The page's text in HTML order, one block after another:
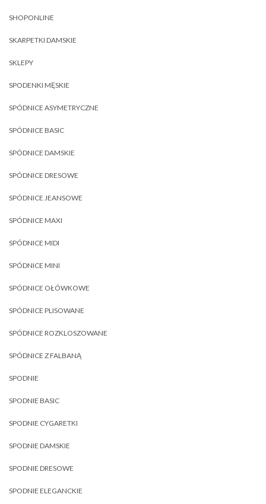
SHOPONLINE
SKARPETKI DAMSKIE
SKLEPY
SPODENKI MĘSKIE
SPÓDNICE ASYMETRYCZNE
SPÓDNICE BASIC
SPÓDNICE DAMSKIE
SPÓDNICE DRESOWE
SPÓDNICE JEANSOWE
SPÓDNICE MAXI
SPÓDNICE MIDI
SPÓDNICE MINI
SPÓDNICE OŁÓWKOWE
SPÓDNICE PLISOWANE
SPÓDNICE ROZKLOSZOWANE
SPÓDNICE Z FALBANĄ
SPODNIE
SPODNIE BASIC
SPODNIE CYGARETKI
SPODNIE DAMSKIE
SPODNIE DRESOWE
SPODNIE ELEGANCKIE